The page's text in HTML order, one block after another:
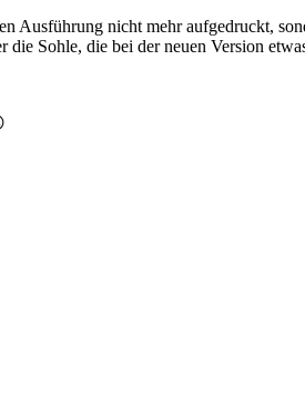
Ausführung nicht mehr aufgedruckt,
Sohle, die bei der neuen Version